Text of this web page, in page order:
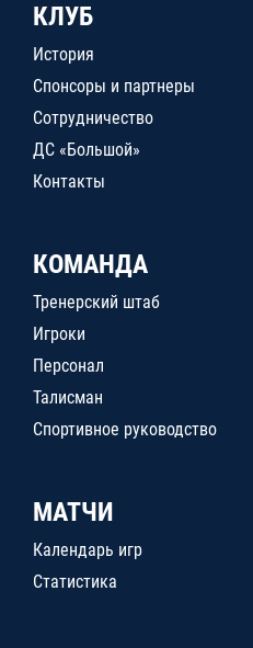
КЛУБ
История
Спонсоры и партнеры
Сотрудничество
ДС «Большой»
Контакты
КОМАНДА
Тренерский штаб
Игроки
Персонал
Талисман
Спортивное руководство
МАТЧИ
Календарь игр
Статистика